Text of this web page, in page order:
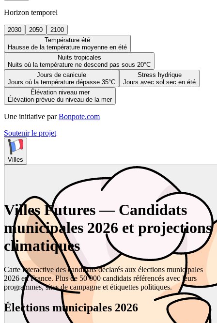
Horizon temporel
2030 2050
2100
Température été
Hausse de la température moyenne en été
Nuits tropicales
Nuits où la température ne descend pas sous 20°C
Jours de canicule
Jours où la température dépasse 35°C
Stress hydrique
Jours avec sol sec en été
Élévation niveau mer
Élévation prévue du niveau de la mer
Une initiative par Bonpote.com
Soutenir le projet
Villes
Villes Futures — Candidats
municipales 2026 et projections
climatiques
Carte interactive des candidats déclarés aux élections municipales
2026 en France. Plus de 50 000 candidats référencés avec leurs
programmes, sites de campagne et étiquettes politiques.
Élections municipales 2026